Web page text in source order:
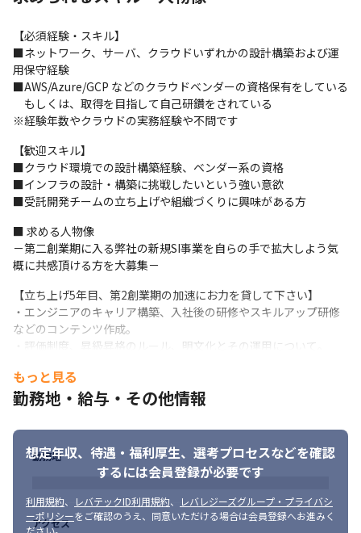
【必須経験・スキル】
■ネットワーク、サーバ、クラウドいずれかの設計構築および運
用保守経験
■AWS/Azure/GCP などのクラウドベンダーの資格保有をしている
もしくは、取得を目指して自己研鑽をされている
※経験年数やクラウドの実務経験や不問です
【歓迎スキル】
■クラウド環境での設計構築経験、ベンダー系の資格
■インフラの設計・構築に挑戦したいという強い意欲
■受託開発チームの立ち上げや組織づくりに興味がある方
■ 求める人物像
－第二創業期に入る弊社の新規SI事業を自らの手で拡大しよう気
概に共感頂ける方を大募集－
【立ち上げ5年目、第2創業期の加速にお力を貸して下さい】
・エンジニアのキャリア構築、入社後の研修やスキルアップ研修
などのコンテンツ作成。
・評価制度、昇級昇格のルール、明文化とその運用について。
まだまだやるべきことが沢山あります、ぜひお力、アイデアをお
貸しください。
もっと見る
勤務地・給与・その他情報
想定年収、待遇・福利厚生、 選考プロセスなどを確認
するには会員登録が必要です
利用規約、 レバテックID利用規約、
レバレジーズグループ・プライバシ
ーポリシーをご確認のうえ、同意いただける場合は会員登録へお進みく
ださい。
勤務地
アクセス